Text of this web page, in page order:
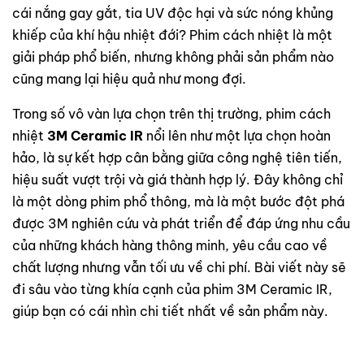
cái nắng gay gắt, tia UV độc hại và sức nóng khủng
khiếp của khí hậu nhiệt đới? Phim cách nhiệt là một
giải pháp phổ biến, nhưng không phải sản phẩm nào
cũng mang lại hiệu quả như mong đợi.
Trong số vô vàn lựa chọn trên thị trường, phim cách
nhiệt 3M Ceramic IR nổi lên như một lựa chọn hoàn
hảo, là sự kết hợp cân bằng giữa công nghệ tiên tiến,
hiệu suất vượt trội và giá thành hợp lý. Đây không chỉ
là một dòng phim phổ thông, mà là một bước đột phá
được 3M nghiên cứu và phát triển để đáp ứng nhu cầu
của những khách hàng thông minh, yêu cầu cao về
chất lượng nhưng vẫn tối ưu về chi phí. Bài viết này sẽ
đi sâu vào từng khía cạnh của phim 3M Ceramic IR,
giúp bạn có cái nhìn chi tiết nhất về sản phẩm này.